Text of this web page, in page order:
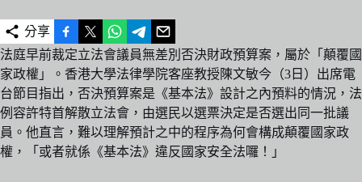
分享
法庭早前裁定立法會議員無差別否決財政預算案，屬於「顛覆國
家政權」。香港大學法律學院客座教授陳文敏今（3日）出席電
台節目指出，否決預算案是《基本法》設計之內預料的情況，法
例容許特首解散立法會，由選民以選票決定是否選出同一批議
員。他直言，難以理解預計之中的程序為何會構成顛覆國家政
權，「或者就係《基本法》違反國家安全法囉！」